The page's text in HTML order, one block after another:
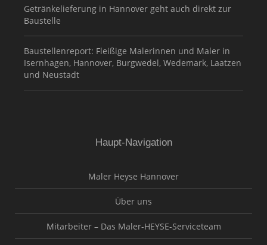
Getränkelieferung in Hannover geht auch direkt zur
Baustelle
Baustellenreport: Fleißige Malerinnen und Maler in
Isernhagen, Hannover, Burgwedel, Wedemark, Laatzen
und Neustadt
Haupt-Navigation
Maler Heyse Hannover
Über uns
Mitarbeiter – Das Maler-HEYSE-Serviceteam